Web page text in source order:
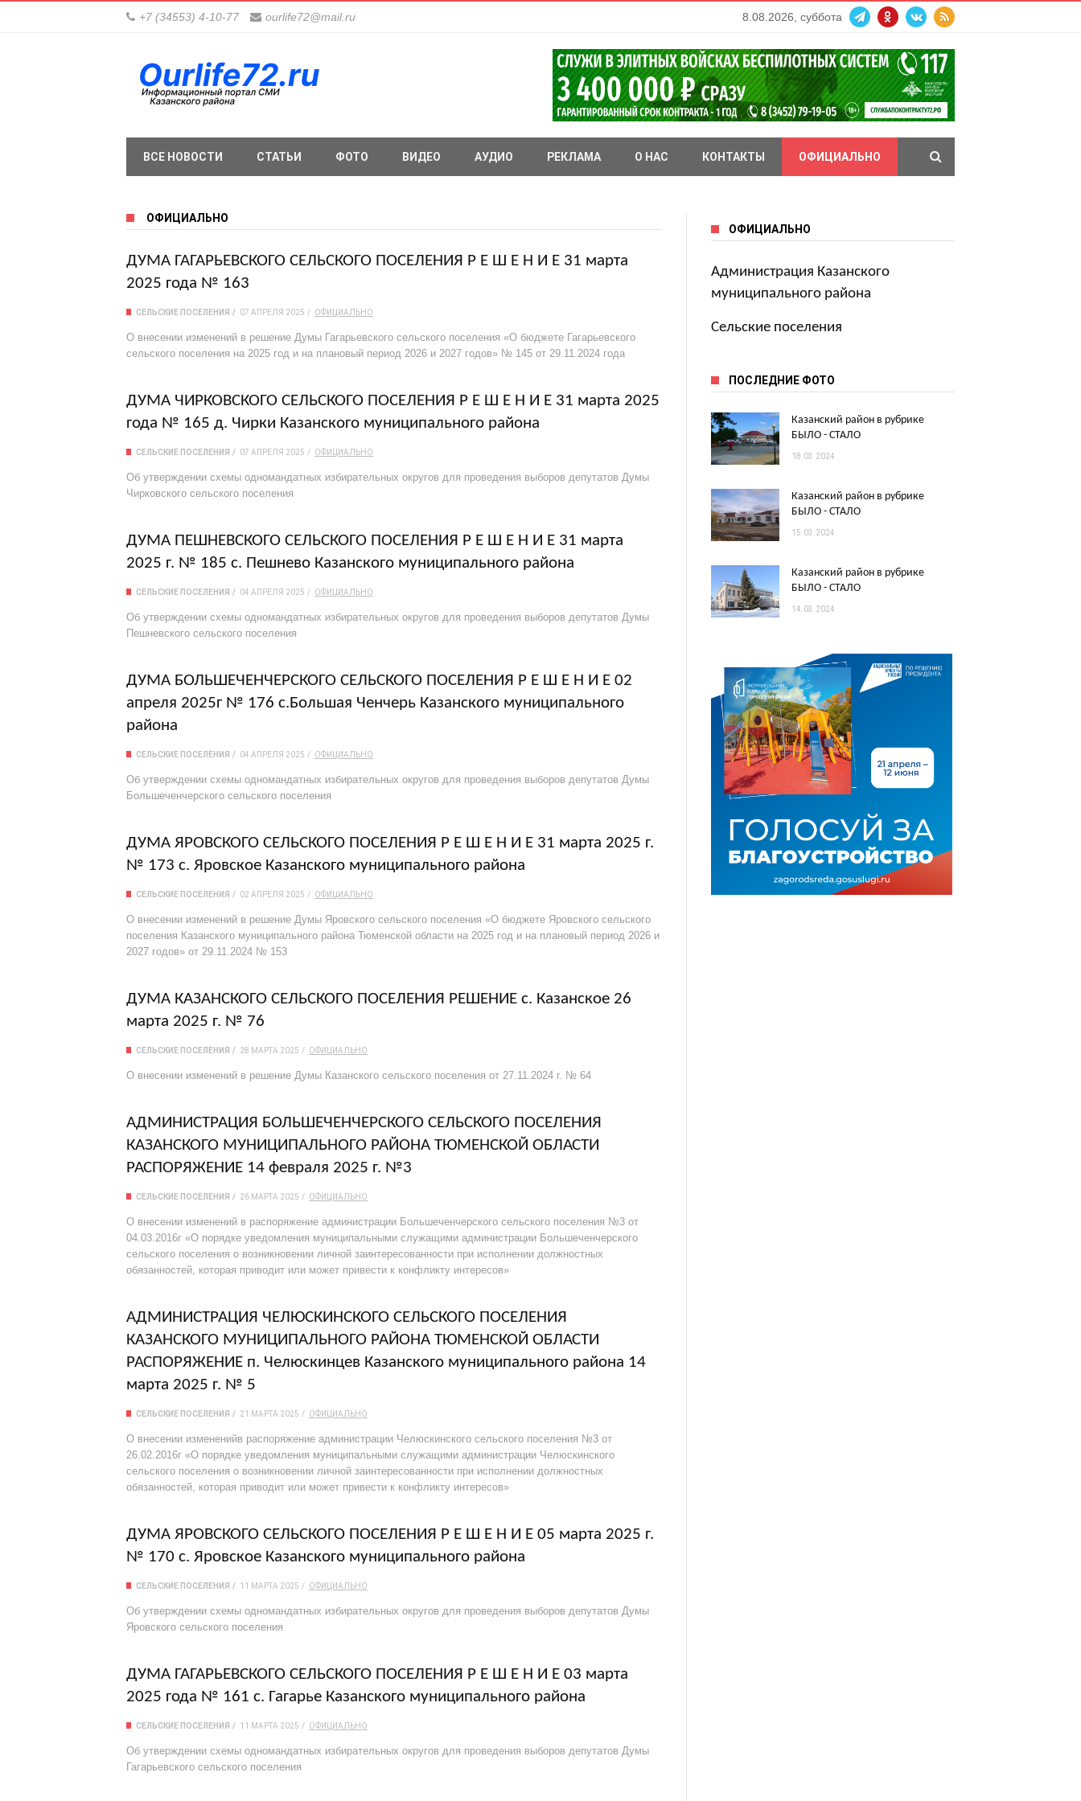
+7 (34553) 4-10-77 ourlife72@mail.ru 8.08.2026, суббота
ВСЕ НОВОСТИ СТАТЬИ ФОТО ВИДЕО АУДИО РЕКЛАМА О НАС КОНТАКТЫ ОФИЦИАЛЬНО
ОФИЦИАЛЬНО
ДУМА ГАГАРЬЕВСКОГО СЕЛЬСКОГО ПОСЕЛЕНИЯ Р Е Ш Е Н И Е 31 марта
2025 года № 163
СЕЛЬСКИЕ ПОСЕЛЕНИЯ 07 АПРЕЛЯ 2025 ОФИЦИАЛЬНО
О внесении изменений в решение Думы Гагарьевского сельского поселения «О бюджете Гагарьевского
сельского поселения на 2025 год и на плановый период 2026 и 2027 годов» № 145 от 29.11.2024 года
ДУМА ЧИРКОВСКОГО СЕЛЬСКОГО ПОСЕЛЕНИЯ Р Е Ш Е Н И Е 31 марта 2025
года № 165 д. Чирки Казанского муниципального района
СЕЛЬСКИЕ ПОСЕЛЕНИЯ 07 АПРЕЛЯ 2025 ОФИЦИАЛЬНО
Об утверждении схемы одномандатных избирательных округов для проведения выборов депутатов Думы
Чирковского сельского поселения
ДУМА ПЕШНЕВСКОГО СЕЛЬСКОГО ПОСЕЛЕНИЯ Р Е Ш Е Н И Е 31 марта
2025 г. № 185 с. Пешнево Казанского муниципального района
СЕЛЬСКИЕ ПОСЕЛЕНИЯ 04 АПРЕЛЯ 2025 ОФИЦИАЛЬНО
Об утверждении схемы одномандатных избирательных округов для проведения выборов депутатов Думы
Пешневского сельского поселения
ДУМА БОЛЬШЕЧЕНЧЕРСКОГО СЕЛЬСКОГО ПОСЕЛЕНИЯ Р Е Ш Е Н И Е 02
апреля 2025г № 176 с.Большая Ченчерь Казанского муниципального
района
СЕЛЬСКИЕ ПОСЕЛЕНИЯ 04 АПРЕЛЯ 2025 ОФИЦИАЛЬНО
Об утверждении схемы одномандатных избирательных округов для проведения выборов депутатов Думы
Большеченчерского сельского поселения
ДУМА ЯРОВСКОГО СЕЛЬСКОГО ПОСЕЛЕНИЯ Р Е Ш Е Н И Е 31 марта 2025 г.
№ 173 с. Яровское Казанского муниципального района
СЕЛЬСКИЕ ПОСЕЛЕНИЯ 02 АПРЕЛЯ 2025 ОФИЦИАЛЬНО
О внесении изменений в решение Думы Яровского сельского поселения «О бюджете Яровского сельского
поселения Казанского муниципального района Тюменской области на 2025 год и на плановый период 2026 и
2027 годов» от 29.11.2024 № 153
ДУМА КАЗАНСКОГО СЕЛЬСКОГО ПОСЕЛЕНИЯ РЕШЕНИЕ с. Казанское 26
марта 2025 г. № 76
СЕЛЬСКИЕ ПОСЕЛЕНИЯ 28 МАРТА 2025 ОФИЦИАЛЬНО
О внесении изменений в решение Думы Казанского сельского поселения от 27.11.2024 г. № 64
АДМИНИСТРАЦИЯ БОЛЬШЕЧЕНЧЕРСКОГО СЕЛЬСКОГО ПОСЕЛЕНИЯ
КАЗАНСКОГО МУНИЦИПАЛЬНОГО РАЙОНА ТЮМЕНСКОЙ ОБЛАСТИ
РАСПОРЯЖЕНИЕ 14 февраля 2025 г. №3
СЕЛЬСКИЕ ПОСЕЛЕНИЯ 26 МАРТА 2025 ОФИЦИАЛЬНО
О внесении изменений в распоряжение администрации Большеченчерского сельского поселения №3 от
04.03.2016г «О порядке уведомления муниципальными служащими администрации Большеченчерского
сельского поселения о возникновении личной заинтересованности при исполнении должностных
обязанностей, которая приводит или может привести к конфликту интересов»
АДМИНИСТРАЦИЯ ЧЕЛЮСКИНСКОГО СЕЛЬСКОГО ПОСЕЛЕНИЯ
КАЗАНСКОГО МУНИЦИПАЛЬНОГО РАЙОНА ТЮМЕНСКОЙ ОБЛАСТИ
РАСПОРЯЖЕНИЕ п. Челюскинцев Казанского муниципального района 14
марта 2025 г. № 5
СЕЛЬСКИЕ ПОСЕЛЕНИЯ 21 МАРТА 2025 ОФИЦИАЛЬНО
О внесении измененийв распоряжение администрации Челюскинского сельского поселения №3 от
26.02.2016г «О порядке уведомления муниципальными служащими администрации Челюскинского
сельского поселения о возникновении личной заинтересованности при исполнении должностных
обязанностей, которая приводит или может привести к конфликту интересов»
ДУМА ЯРОВСКОГО СЕЛЬСКОГО ПОСЕЛЕНИЯ Р Е Ш Е Н И Е 05 марта 2025 г.
№ 170 с. Яровское Казанского муниципального района
СЕЛЬСКИЕ ПОСЕЛЕНИЯ 11 МАРТА 2025 ОФИЦИАЛЬНО
Об утверждении схемы одномандатных избирательных округов для проведения выборов депутатов Думы
Яровского сельского поселения
ДУМА ГАГАРЬЕВСКОГО СЕЛЬСКОГО ПОСЕЛЕНИЯ Р Е Ш Е Н И Е 03 марта
2025 года № 161 с. Гагарье Казанского муниципального района
СЕЛЬСКИЕ ПОСЕЛЕНИЯ 11 МАРТА 2025 ОФИЦИАЛЬНО
Об утверждении схемы одномандатных избирательных округов для проведения выборов депутатов Думы
Гагарьевского сельского поселения
ОФИЦИАЛЬНО
Администрация Казанского
муниципального района
Сельские поселения
ПОСЛЕДНИЕ ФОТО
Казанский район в рубрике
БЫЛО - СТАЛО
18.03.2024
Казанский район в рубрике
БЫЛО - СТАЛО
15.03.2024
Казанский район в рубрике
БЫЛО - СТАЛО
14.03.2024